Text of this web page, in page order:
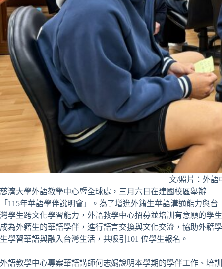
文/照片：外語
慈濟大學外語教學中心暨全球處，三月六日在建國校區舉辦
「115年華語學伴說明會」。為了增進外籍生華語溝通能力與台
灣學生跨文化學習能力，外語教學中心招募並培訓有意願的學生
成為外籍生的華語學伴，進行語言交換與文化交流，協助外籍學
生學習華語與融入台灣生活，共吸引101 位學生報名。
外語教學中心專案華語講師何志娟說明本學期的學伴工作、培訓